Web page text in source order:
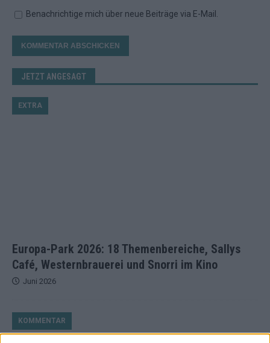
Benachrichtige mich über neue Beiträge via E-Mail.
JETZT ANGESAGT
Europa-Park 2026: 18 Themenbereiche, Sallys
Café, Westernbrauerei und Snorri im Kino
EXTRA
Juni 2026
KOMMENTAR